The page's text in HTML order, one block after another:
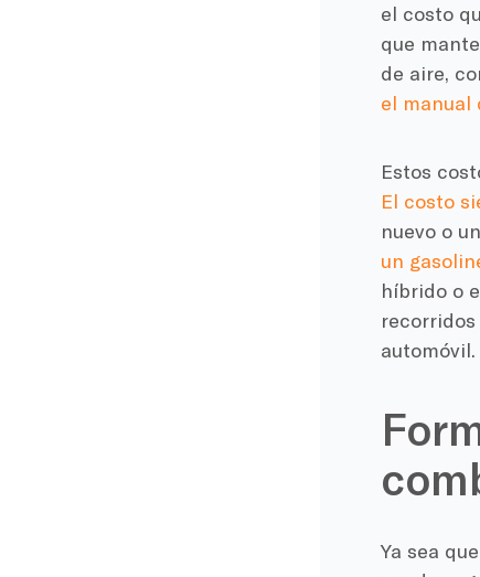
el costo
que
de aire,
el manual
Estos
El costo
nuevoo
un
híbrido o
automóvil.
Ya sea